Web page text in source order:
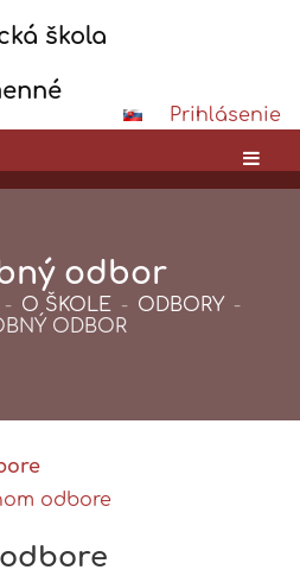
škola
Prihlásenie
odbor
- O ŠKOLE - ODBORY -
ODBOR
odbore